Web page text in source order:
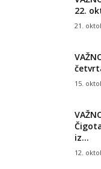
22.
21.
15.
iz...
12.